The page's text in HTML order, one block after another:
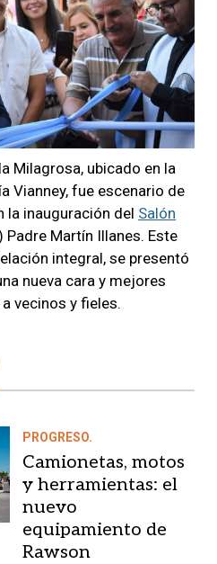
Milagrosa, ubicado en la
Vianney, fue escenario de
la inauguración del Salón
Padre Martín Illanes. Este
integral, se presentó
nueva cara y mejores
vecinos y fieles.
PROGRESO.
Camionetas, motos
y herramientas: el
nuevo
equipamiento de
Rawson